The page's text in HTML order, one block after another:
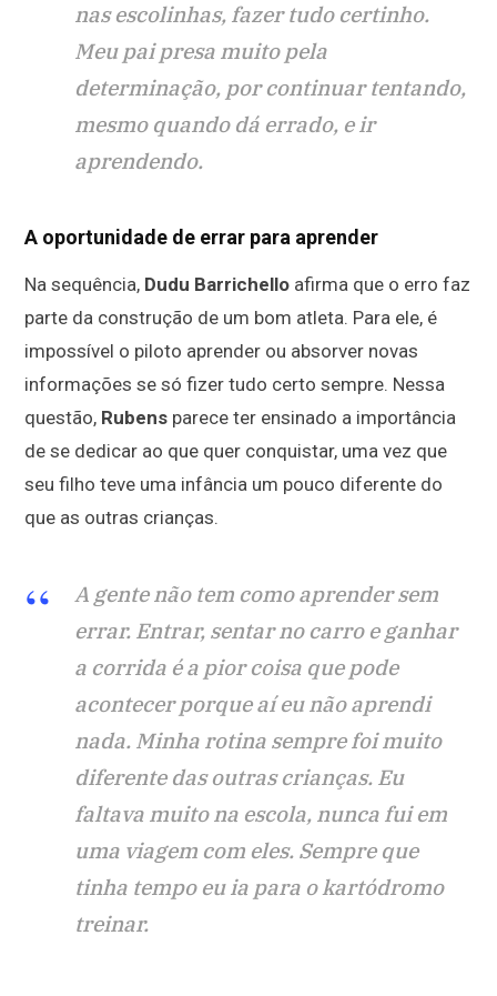
nas escolinhas, fazer tudo certinho.
Meu pai presa muito pela
determinação, por continuar tentando,
mesmo quando dá errado, e ir
aprendendo.
A oportunidade de errar para aprender
Na sequência, Dudu Barrichello afirma que o erro faz
parte da construção de um bom atleta. Para ele, é
impossível o piloto aprender ou absorver novas
informações se só fizer tudo certo sempre. Nessa
questão, Rubens parece ter ensinado a importância
de se dedicar ao que quer conquistar, uma vez que
seu filho teve uma infância um pouco diferente do
que as outras crianças.
A gente não tem como aprender sem
errar. Entrar, sentar no carro e ganhar
a corrida é a pior coisa que pode
acontecer porque aí eu não aprendi
nada. Minha rotina sempre foi muito
diferente das outras crianças. Eu
faltava muito na escola, nunca fui em
uma viagem com eles. Sempre que
tinha tempo eu ia para o kartódromo
treinar.